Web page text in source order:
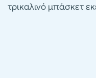
τρικαλινό μπάσκετ